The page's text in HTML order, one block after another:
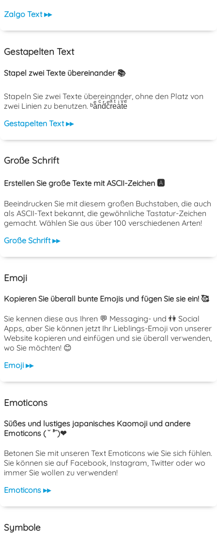
Zalgo Text ▸▸
Gestapelten Text
Stapel zwei Texte übereinander 📚
Stapeln Sie zwei Texte übereinander, ohne den Platz von
zwei Linien zu benutzen. ᵇaͤnͨdͬcͤrͣeͭaͥtͮeͤ
Gestapelten Text ▸▸
Große Schrift
Erstellen Sie große Texte mit ASCII-Zeichen 🅰️
Beeindrucken Sie mit diesem großen Buchstaben, die auch
als ASCII-Text bekannt, die gewöhnliche Tastatur-Zeichen
gemacht. Wählen Sie aus über 100 verschiedenen Arten!
Große Schrift ▸▸
Emoji
Kopieren Sie überall bunte Emojis und fügen Sie sie ein! 🥰
Sie kennen diese aus Ihren 💬 Messaging- und 👫 Social
Apps, aber Sie können jetzt Ihr Lieblings-Emoji von unserer
Website kopieren und einfügen und sie überall verwenden,
wo Sie möchten! 😊
Emoji ▸▸
Emoticons
Süßes und lustiges japanisches Kaomoji und andere
Emoticons ( ˘ ³˘)❤
Betonen Sie mit unseren Text Emoticons wie Sie sich fühlen.
Sie können sie auf Facebook, Instagram, Twitter oder wo
immer Sie wollen zu verwenden!
Emoticons ▸▸
Symbole